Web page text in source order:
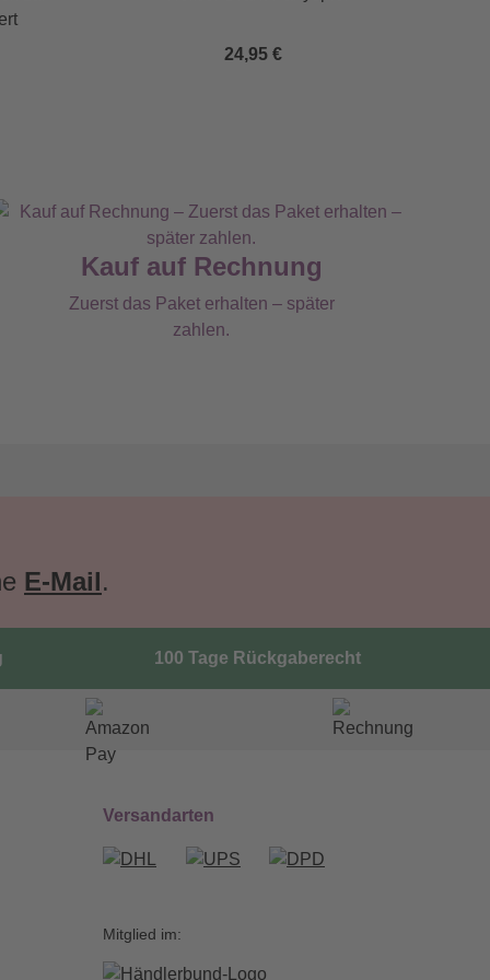
24,95 €
Kauf auf Rechnung
Zuerst das Paket erhalten – später
zahlen.
E-Mail.
100 Tage Rückgaberecht
Versandarten
Mitglied im: